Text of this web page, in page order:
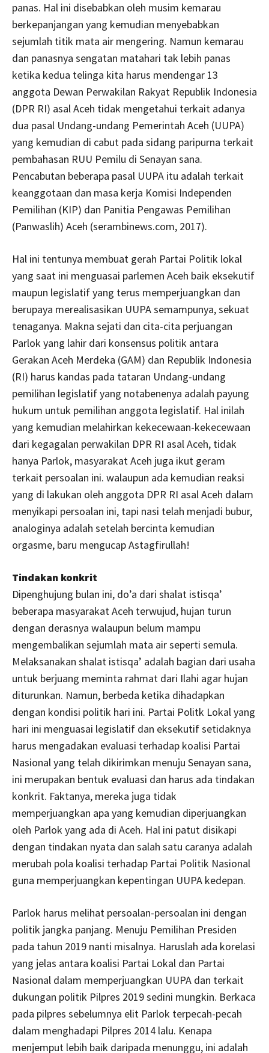
panas. Hal ini disebabkan oleh musim kemarau
berkepanjangan yang kemudian menyebabkan
sejumlah titik mata air mengering. Namun kemarau
dan panasnya sengatan matahari tak lebih panas
ketika kedua telinga kita harus mendengar 13
anggota Dewan Perwakilan Rakyat Republik Indonesia
(DPR RI) asal Aceh tidak mengetahui terkait adanya
dua pasal Undang-undang Pemerintah Aceh (UUPA)
yang kemudian di cabut pada sidang paripurna terkait
pembahasan RUU Pemilu di Senayan sana.
Pencabutan beberapa pasal UUPA itu adalah terkait
keanggotaan dan masa kerja Komisi Independen
Pemilihan (KIP) dan Panitia Pengawas Pemilihan
(Panwaslih) Aceh (serambinews.com, 2017).
Hal ini tentunya membuat gerah Partai Politik lokal
yang saat ini menguasai parlemen Aceh baik eksekutif
maupun legislatif yang terus memperjuangkan dan
berupaya merealisasikan UUPA semampunya, sekuat
tenaganya. Makna sejati dan cita-cita perjuangan
Parlok yang lahir dari konsensus politik antara
Gerakan Aceh Merdeka (GAM) dan Republik Indonesia
(RI) harus kandas pada tataran Undang-undang
pemilihan legislatif yang notabenenya adalah payung
hukum untuk pemilihan anggota legislatif. Hal inilah
yang kemudian melahirkan kekecewaan-kekecewaan
dari kegagalan perwakilan DPR RI asal Aceh, tidak
hanya Parlok, masyarakat Aceh juga ikut geram
terkait persoalan ini. walaupun ada kemudian reaksi
yang di lakukan oleh anggota DPR RI asal Aceh dalam
menyikapi persoalan ini, tapi nasi telah menjadi bubur,
analoginya adalah setelah bercinta kemudian
orgasme, baru mengucap Astagfirullah!
Tindakan konkrit
Dipenghujung bulan ini, do’a dari shalat istisqa’
beberapa masyarakat Aceh terwujud, hujan turun
dengan derasnya walaupun belum mampu
mengembalikan sejumlah mata air seperti semula.
Melaksanakan shalat istisqa’ adalah bagian dari usaha
untuk berjuang meminta rahmat dari Ilahi agar hujan
diturunkan. Namun, berbeda ketika dihadapkan
dengan kondisi politik hari ini. Partai Politk Lokal yang
hari ini menguasai legislatif dan eksekutif setidaknya
harus mengadakan evaluasi terhadap koalisi Partai
Nasional yang telah dikirimkan menuju Senayan sana,
ini merupakan bentuk evaluasi dan harus ada tindakan
konkrit. Faktanya, mereka juga tidak
memperjuangkan apa yang kemudian diperjuangkan
oleh Parlok yang ada di Aceh. Hal ini patut disikapi
dengan tindakan nyata dan salah satu caranya adalah
merubah pola koalisi terhadap Partai Politik Nasional
guna memperjuangkan kepentingan UUPA kedepan.
Parlok harus melihat persoalan-persoalan ini dengan
politik jangka panjang. Menuju Pemilihan Presiden
pada tahun 2019 nanti misalnya. Haruslah ada korelasi
yang jelas antara koalisi Partai Lokal dan Partai
Nasional dalam memperjuangkan UUPA dan terkait
dukungan politik Pilpres 2019 sedini mungkin. Berkaca
pada pilpres sebelumnya elit Parlok terpecah-pecah
dalam menghadapi Pilpres 2014 lalu. Kenapa
menjemput lebih baik daripada menunggu, ini adalah